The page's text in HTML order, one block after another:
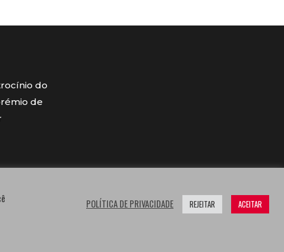
do
de
POLÍTICA DE PRIVACIDADE REJEITAR ACEITAR